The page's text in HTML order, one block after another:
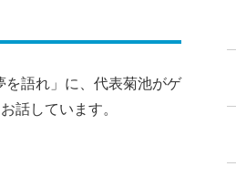
を語れ」に、代表菊池がゲ
話しています。